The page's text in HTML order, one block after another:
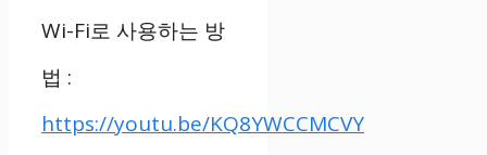
Wi-Fi로 사용하는 방
법 :
https://youtu.be/KQ8YWCCMCVY